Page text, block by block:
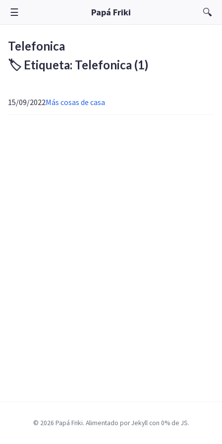
☰ Papá Friki 🔍
Telefonica
🏷️ Etiqueta: Telefonica (1)
15/09/2022Más cosas de casa
© 2026 Papá Friki. Alimentado por Jekyll con 0% de JS.